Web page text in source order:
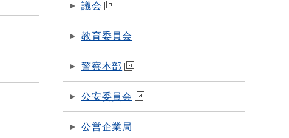
議会
教育委員会
警察本部
公安委員会
公営企業局